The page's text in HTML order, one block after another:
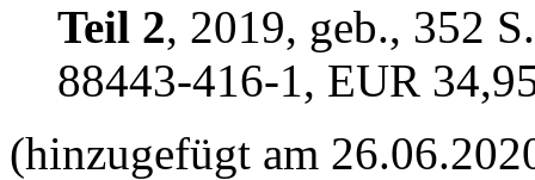
Teil 2, 2019, geb., 352
88443-416-1, EUR
(hinzugefügt am